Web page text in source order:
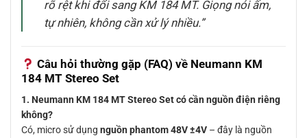
rõ rệt khi đổi sang KM 184 MT. Giọng nói ấm,
tự nhiên, không cần xử lý nhiều.”
Câu hỏi thường gặp (FAQ) về Neumann KM
184 MT Stereo Set
1. Neumann KM 184 MT Stereo Set có cần nguồn điện riêng
không?
Có, micro sử dụng nguồn phantom 48V ±4V – đây là nguồn